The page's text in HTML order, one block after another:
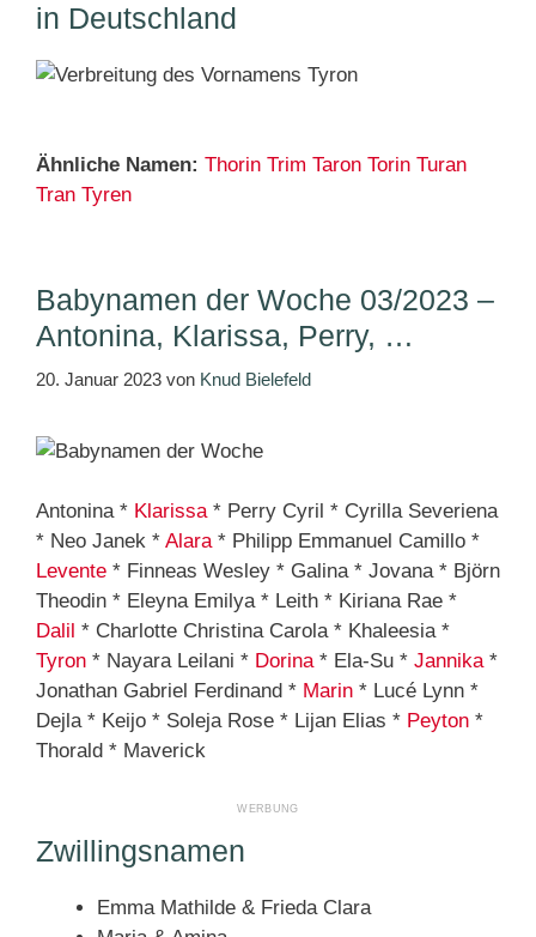
in Deutschland
Ähnliche Namen: Thorin Trim Taron Torin Turan
Tran Tyren
Babynamen der Woche 03/2023 –
Antonina, Klarissa, Perry, …
20. Januar 2023 von Knud Bielefeld
Antonina * Klarissa* Perry Cyril * Cyrilla Severiena
* Neo Janek * Alara* Philipp Emmanuel Camillo *
Levente * Finneas Wesley * Galina * Jovana * Björn
Theodin * Eleyna Emilya * Leith * Kiriana Rae *
Dalil * Charlotte Christina Carola * Khaleesia *
Tyron * Nayara Leilani * Dorina* Ela-Su * Jannika*
Jonathan Gabriel Ferdinand * Marin * Lucé Lynn *
Dejla * Keijo * Soleja Rose * Lijan Elias * Peyton *
Thorald * Maverick
Zwillingsnamen
Emma Mathilde & Frieda Clara